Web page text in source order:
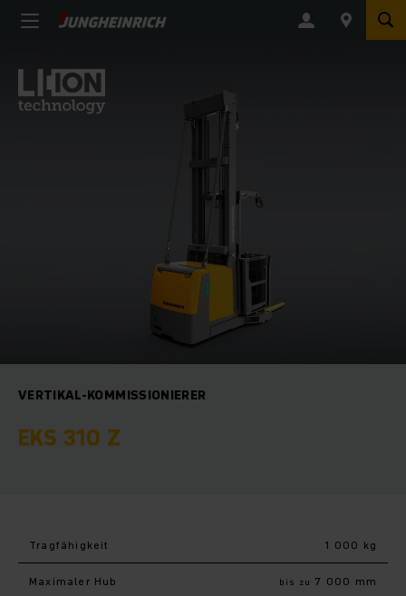
VERTIKAL-KOMMISSIONIERER
EKS 310 Z
Tragfähigkeit 1 000 kg
Maximaler Hub bis zu 7 000 mm